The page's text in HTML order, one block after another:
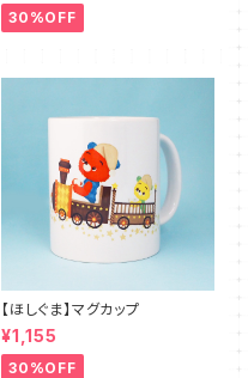
30%OFF
【ほしぐま】マグカップ
¥1,155
30%OFF